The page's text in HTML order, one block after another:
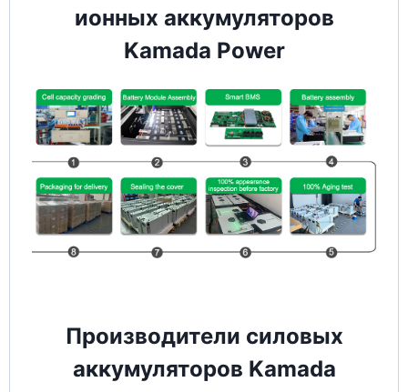
ионных аккумуляторов
Kamada Power
Производители силовых
аккумуляторов Kamada